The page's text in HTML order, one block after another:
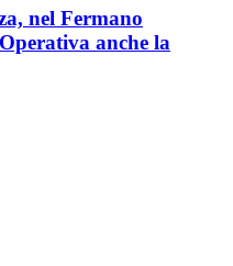
nel Fermano
anche la